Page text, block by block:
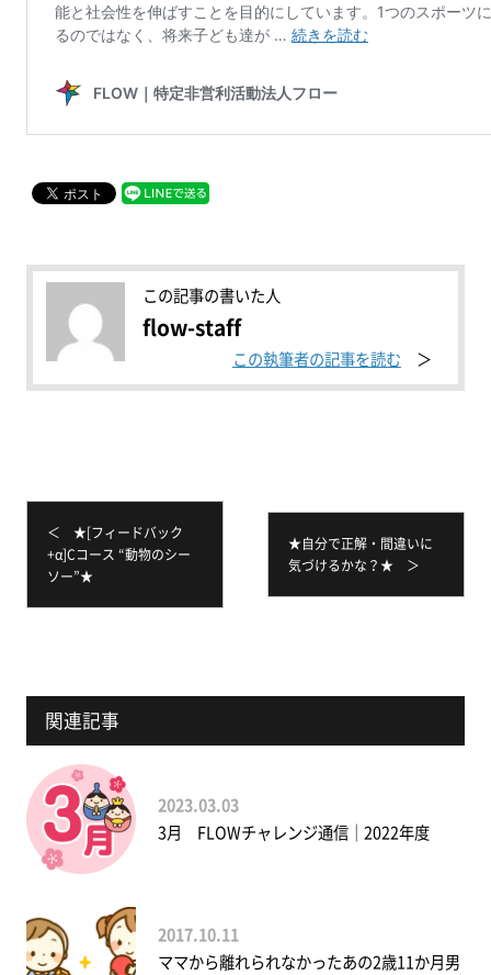
この記事の書いた人
flow-staff
この執筆者の記事を読む
＜ ★[フィードバック
+α]Cコース “動物のシー
ソー”★
★自分で正解・間違いに
気づけるかな？★ ＞
関連記事
2023.03.03
3月 FLOWチャレンジ通信｜2022年度
2017.10.11
ママから離れられなかったあの2歳11か月男